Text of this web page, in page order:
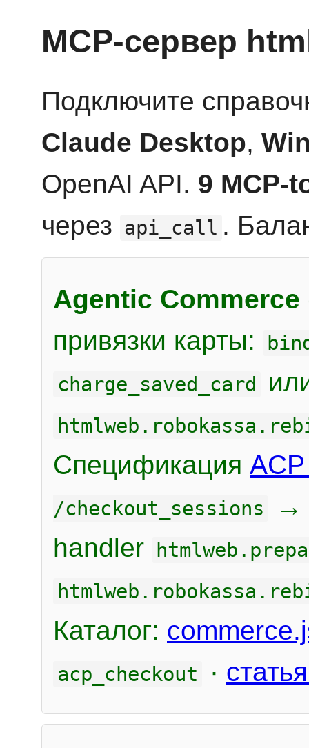
MCP-сервер
Подключите
Claude Desktop,
OpenAI API. 9 MCP-
через api_call .
Agentic Commerce
привязки карты:
charge_saved_card
Спецификация
/checkout_sessions
handler
Каталог:
acp_checkout ·